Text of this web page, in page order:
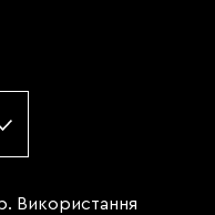
Використання